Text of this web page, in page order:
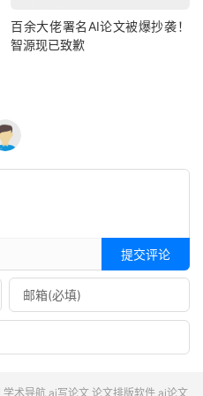
百余大佬署名AI论文被爆抄袭！
智源现已致歉
提交评论
学术导航 ai写论文 论文排版软件 ai论文